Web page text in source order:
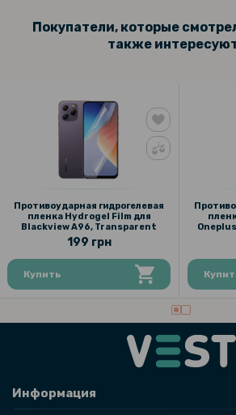
Покупатели, которые
также
Противоударная гидрогелевая
пленка Hydrogel Film для
Blackview A96, Transparent
199 грн
Купить
Информация